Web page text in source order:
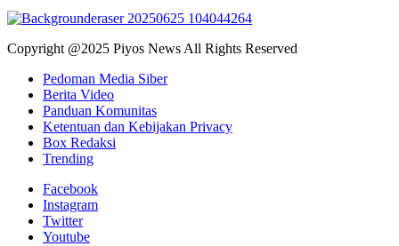
Copyright @2025 Piyos News All Rights Reserved
Pedoman Media Siber
Berita Video
Panduan Komunitas
Ketentuan dan Kebijakan Privacy
Box Redaksi
Trending
Facebook
Instagram
Twitter
Youtube